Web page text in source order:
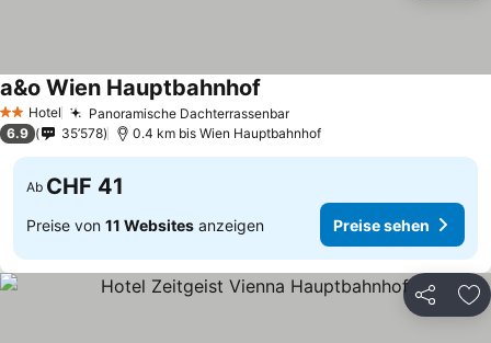
2 Sterne
Hotel Panoramische Dachterrassenbar
a&o Wien Hauptbahnhof
6.9 35’578 0.4 km bis Wien Hauptbahnhof
Ab CHF 41
Preise von 11 Websites anzeigen Preise sehen
Teilen